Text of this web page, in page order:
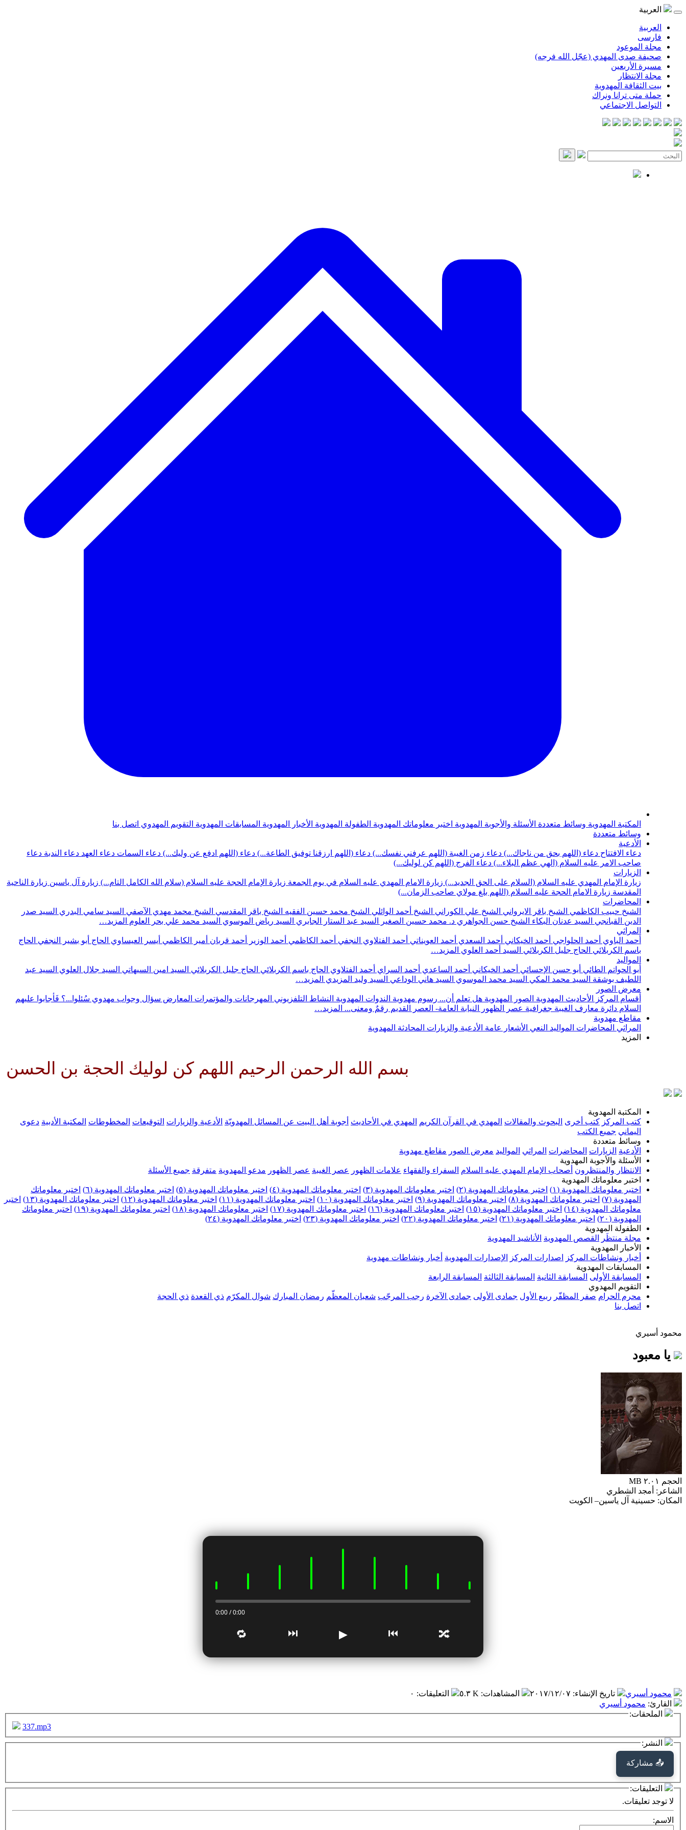
العربية
العربية
فارسی
مجلة الموعود
صحيفة صدى المهدي (عجّل الله فرجه)
مسيرة الأربعين
مجلة الانتظار
بيت الثقافة المهدوية
حملة متى ترانا ونراك
التواصل الاجتماعي
المكتبة المهدوية وسائط متعددة الأسئلة والأجوبة المهدوية اختبر معلوماتك المهدوية الطفولة المهدوية الأخبار المهدوية المسابقات المهدوية التقويم المهدوي اتصل بنا
وسائط متعددة
الأدعية
دعاء الافتتاح دعاء (اللهم بحق من ناجاك...) دعاء زمن الغيبة (اللهم عرفني نفسك...) دعاء (اللهم ارزقنا توفيق الطاعة...) دعاء (اللهم ادفع عن وليك...) دعاء السمات دعاء العهد دعاء الندبة دعاء
صاحب الامر عليه السلام (الهي عظم البلاء...) دعاء الفرج (اللهم كن لوليك...)
الزيارات
زيارة الإمام المهدي عليه السلام (السلام على الحق الجديد...) زيارة الامام المهدي عليه السلام في يوم الجمعة زيارة الإمام الحجة عليه السلام (سلام الله الكامل التام...) زيارة آل ياسين زيارة الناحية
المقدسة زيارة الامام الحجة عليه السلام (اللهم بلغ مولاي صاحب الزمان...)
المحاضرات
الشيخ حبيب الكاظمي الشيخ باقر الايرواني الشيخ علي الكوراني الشيخ أحمد الوائلي الشيخ محمد حسين الفقيه الشيخ باقر المقدسي الشيخ محمد مهدي الآصفي السيد سامي البدري السيد صدر
الدين القبانجي السيد عدنان البكاء الشيخ حسن الجواهري د. محمد حسين الصغير السيد عبد الستار الجابري السيد رياض الموسوي السيد محمد علي بحر العلوم المزيد…
المراثي
أحمد الباوي أحمد الحلواجي أحمد الخيكاني أحمد السعدي أحمد العويناتي أحمد الفتلاوي النجفي أحمد الكاظمي أحمد الوزير أحمد قربان أمير الكاظمي أيسر العيساوي الحاج أبو بشير النجفي الحاج
باسم الكربلائي الحاج جليل الكربلائي السيد أحمد العلوي المزيد…
المواليد
أبو الحواتم الطائي أبو حسن الإحسائي أحمد الخيكاني أحمد الساعدي أحمد السراي أحمد الفتلاوي الحاج باسم الكربلائي الحاج جليل الكربلائي السيد امين السيهاتي السيد جلال العلوي السيد عبد
اللطيف بوشقة السيد محمد المكي السيد محمد الموسوي السيد هاني الوداعي السيد وليد المزيدي المزيد…
معرض الصور
أقسام المركز
الأحاديث المهدوية الصور المهدوية هل تعلم أن... رسوم مهدوية الندوات المهدوية النشاط التلفزيوني المهرجانات والمؤتمرات المعارض سؤال وجواب مهدوي سُئلوا...؟ فَأجابوا عليهم
السلام دائرة معارف الغيبة جغرافية عصر الظهور النيابة العامة- العصر القديم رقمٌ ومعنى... المزيد…
مقاطع مهدوية
المراثي المحاضرات المواليد النعي الأشعار عامة الأدعية والزيارات المحادثة المهدوية
المزيد
بسم الله الرحمن الرحيم اللهم كن لوليك الحجة بن الحسن صلواتك
المكتبة المهدوية
كتب المركز كتب أخرى البحوث والمقالات المهدي في القرآن الكريم المهدي في الأحاديث أجوبة أهل البيت عن المسائل المهدويّة الأدعية والزيارات التوقيعات المخطوطات المكتبة الأدبية دعوى
اليماني جميع الكتب
وسائط متعددة
الأدعية الزيارات المحاضرات المراثي المواليد معرض الصور مقاطع مهدوية
الأسئلة والأجوبة المهدوية
الانتظار والمنتظرون أصحاب الإمام المهدي عليه السلام السفراء والفقهاء علامات الظهور عصر الغيبة عصر الظهور مدعو المهدوية متفرقة جميع الأسئلة
اختبر معلوماتك المهدوية
اختبر معلوماتك المهدوية (١)
اختبر معلوماتك المهدوية (٢) اختبر معلوماتك المهدوية (٣) اختبر معلوماتك المهدوية (٤) اختبر معلوماتك المهدوية (٥) اختبر معلوماتك المهدوية (٦)
اختبر معلوماتك
المهدوية (٧)
اختبر معلوماتك المهدوية (٨) اختبر معلوماتك المهدوية (٩) اختبر معلوماتك المهدوية (١٠) اختبر معلوماتك المهدوية (١١) اختبر معلوماتك المهدوية (١٢) اختبر معلوماتك المهدوية (١٣)
اختبر
معلوماتك المهدوية (١٤)
اختبر معلوماتك المهدوية (١٥) اختبر معلوماتك المهدوية (١٦) اختبر معلوماتك المهدوية (١٧) اختبر معلوماتك المهدوية (١٨) اختبر معلوماتك المهدوية (١٩)
اختبر معلوماتك
المهدوية (٢٠)
اختبر معلوماتك المهدوية (٢١) اختبر معلوماتك المهدوية (٢٢) اختبر معلوماتك المهدوية (٢٣)
اختبر معلوماتك المهدوية (٢٤)
الطفولة المهدوية
مجلة منتظَر
القصص المهدوية الأناشيد المهدوية
الأخبار المهدوية
أخبار ونشاطات المركز
اصدارات المركز الإصدارات المهدوية أخبار ونشاطات مهدوية
المسابقات المهدوية
المسابقة الأولى المسابقة الثانية المسابقة الثالثة المسابقة الرابعة
التقويم المهدوي
محرم الحرام صفر المظفّر ربيع الأول جمادى الأولى جمادى الآخرة رجب المرجّب شعبان المعظّم رمضان المبارك شوال المكرّم ذي القعدة ذي الحجة
اتصل بنا
محمود أسيري
يا معبود
الحجم ٢.٠١ MB
الشاعر: أمجد الشطري
المكان: حسينية آل ياسين– الكويت
0:00 / 0:00
🔀
⏮
▶
⏭
🔁
محمود أسيري تاريخ الإنشاء: ٢٠١٧/١٢/٠٧ المشاهدات: ٥.٣ K التعليقات: ٠
القارئ: محمود أسيري
الملحقات:
337.mp3
النشر:
📤 مشاركة
التعليقات:
لا توجد تعليقات.
الاسم: